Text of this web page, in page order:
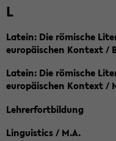
L
Latein: Die römische
europäischen Kontext /
Latein: Die römische
europäischen Kontext /
Lehrerfortbildung
Linguistics / M.A.